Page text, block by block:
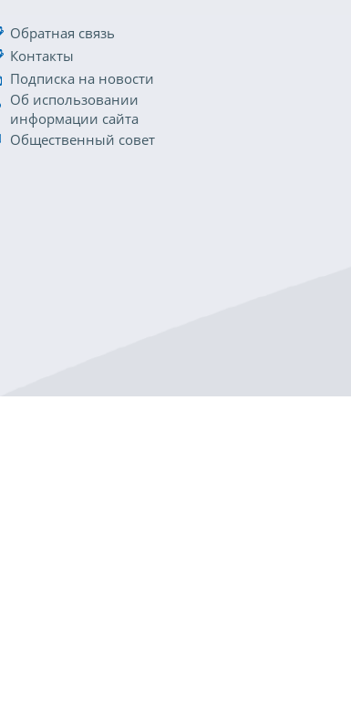
Обратная связь
Контакты
Подписка на новости
Об использовании
информации сайта
Общественный совет